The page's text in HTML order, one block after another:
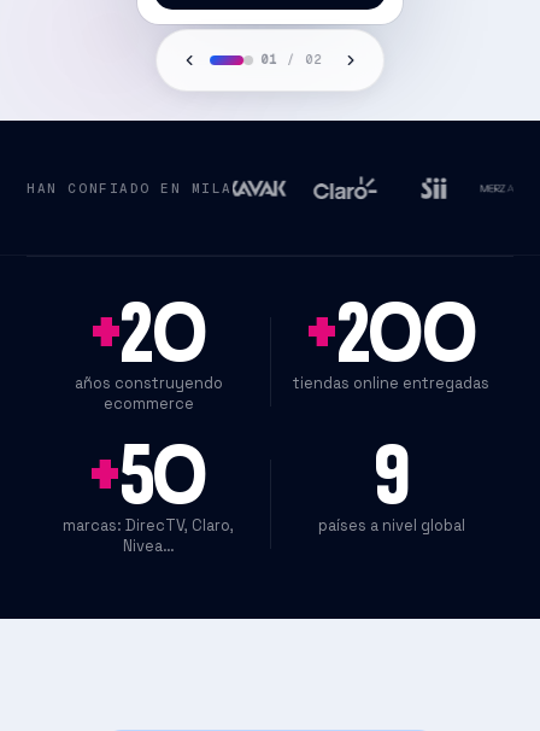
01 / 02
HAN CONFIADO EN MILA
+20
años construyendo
ecommerce
+200
tiendas online entregadas
+50
marcas: DirecTV, Claro,
Nivea…
9
países a nivel global